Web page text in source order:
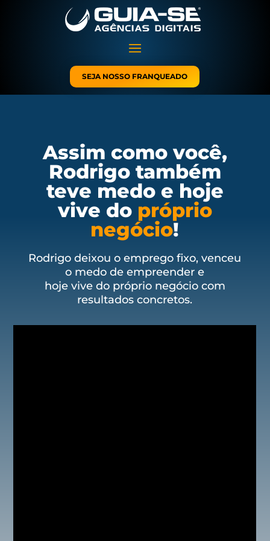
SEJA NOSSO FRANQUEADO
Assim como você,
Rodrigo também
teve medo e hoje
vive do próprio
negócio!
Rodrigo deixou o emprego fixo, venceu
o medo de empreender e
hoje vive do próprio negócio com
resultados concretos.